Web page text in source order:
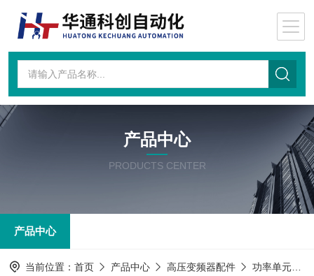
产品中心
PRODUCTS CENTER
产品中心
当前位置： 首页 产品中心 高压变频器配件 功率单元